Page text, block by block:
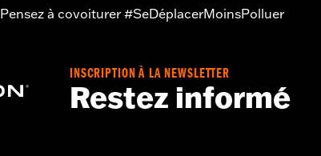
Pensez à covoiturer #SeDéplacerMoinsPolluer
INSCRIPTION À LA NEWSLETTER
Restez informé